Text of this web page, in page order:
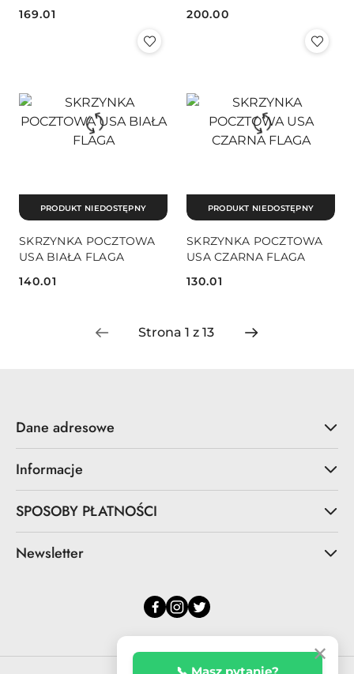
✕
Cena:
169.01
Cena:
200.00
SKRZYNKA POCZTOWA
USA BIAŁA FLAGA
Cena:
140.01
PRODUKT NIEDOSTĘPNY
SKRZYNKA POCZTOWA
USA CZARNA FLAGA
Cena:
130.01
PRODUKT NIEDOSTĘPNY
Dane adresowe
Informacje
SPOSOBY PŁATNOŚCI
Newsletter